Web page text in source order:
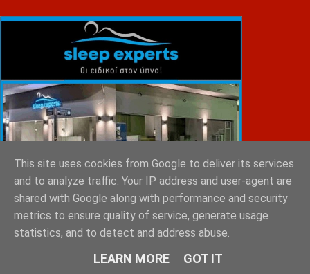
This site uses cookies from Google to deliver its services
and to analyze traffic. Your IP address and user-agent are
shared with Google along with performance and security
metrics to ensure quality of service, generate usage
statistics, and to detect and address abuse.
LEARN MORE GOT IT